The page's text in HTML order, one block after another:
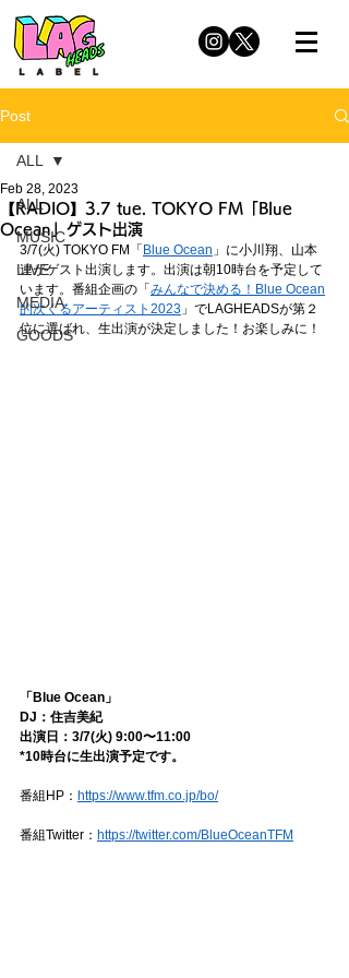
Post
ALL
MUSIC
LIVE
MEDIA
GOODS
ALL
【RADIO】3.7 tue. TOKYO FM「Blue
Ocean」ゲスト出演
Feb 28, 2023
3/7(火) TOKYO FM「 Blue Ocean 」に小川翔、山本
連がゲスト出演します。出演は朝10時台を予定して
います。番組企画の「 みんなで決める！Blue Ocean
的次くるアーティスト2023 」でLAGHEADSが第２
位に選ばれ、生出演が決定しました！お楽しみに！
「Blue Ocean」
DJ：住吉美紀
出演日：3/7(火) 9:00〜11:00
*10時台に生出演予定です。
番組HP： https://www.tfm.co.jp/bo/
番組Twitter： https://twitter.com/BlueOceanTFM